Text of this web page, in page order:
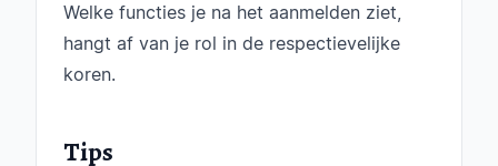
Welke functies je na het aanmelden ziet,
hangt af van je rol in de respectievelijke
koren.
Tips